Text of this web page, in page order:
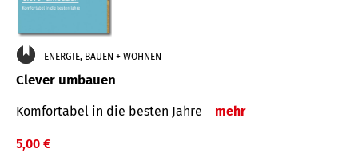
ENERGIE, BAUEN + WOHNEN
Clever umbauen
Komfortabel in die besten Jahre mehr
5,00 €